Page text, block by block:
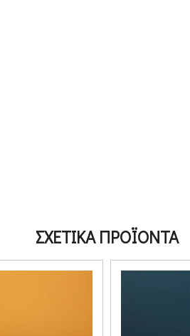
ΣΧΕΤΙΚΑ ΠΡΟΪΟΝΤΑ